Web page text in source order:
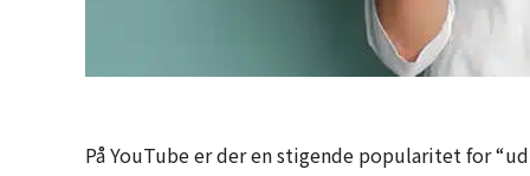
På YouTube er der en stigende popularitet for